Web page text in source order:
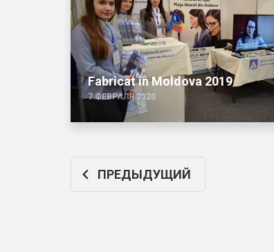
Fabricat în Moldova 2019
7 ФЕВРАЛЯ 2020
Нумерация
ПРЕДЫДУЩИЙ